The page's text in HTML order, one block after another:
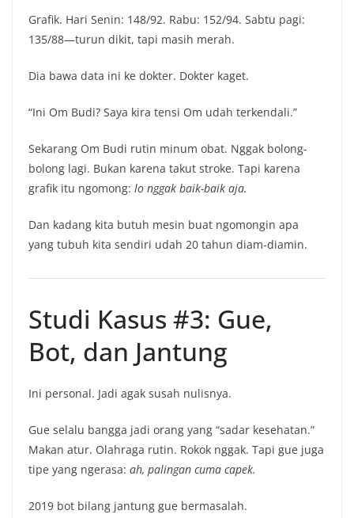
Grafik. Hari Senin: 148/92. Rabu: 152/94. Sabtu pagi:
135/88—turun dikit, tapi masih merah.
Dia bawa data ini ke dokter. Dokter kaget.
“Ini Om Budi? Saya kira tensi Om udah terkendali.”
Sekarang Om Budi rutin minum obat. Nggak bolong-
bolong lagi. Bukan karena takut stroke. Tapi karena
grafik itu ngomong: lo nggak baik-baik aja.
Dan kadang kita butuh mesin buat ngomongin apa
yang tubuh kita sendiri udah 20 tahun diam-diamin.
Studi Kasus #3: Gue,
Bot, dan Jantung
Ini personal. Jadi agak susah nulisnya.
Gue selalu bangga jadi orang yang “sadar kesehatan.”
Makan atur. Olahraga rutin. Rokok nggak. Tapi gue juga
tipe yang ngerasa: ah, palingan cuma capek.
2019 bot bilang jantung gue bermasalah.